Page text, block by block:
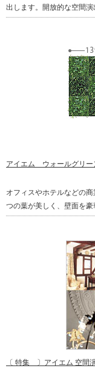
出します。開放的な空間演
アイエム ウォールグリ
オフィスやホテルなどの
つの葉が美しく、壁面を豪
〔 特集 〕アイエム 空間